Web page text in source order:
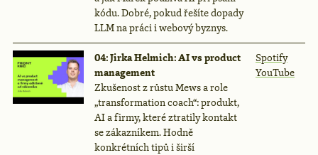
kódu. Dobré, pokud řešíte dopady
LLM na práci i webový byznys.
04: Jirka Helmich: AI vs product
management
Zkušenost z růstu Mews a role
„transformation coach“: produkt,
AI a firmy, které ztratily kontakt
se zákazníkem. Hodně
konkrétních tipů i širší
Spotify
YouTube